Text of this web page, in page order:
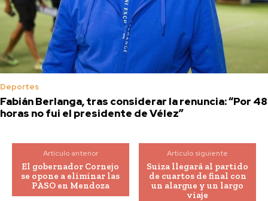
Deportes
Fabián Berlanga, tras considerar la renuncia: “Por 48
horas no fui el presidente de Vélez”
Artículo anterior
El gobernador Cornejo
se opone a eliminar las
PASO en Mendoza
Artículo siguiente
Suiza llegará al partido
de cuartos de final con
un alargue y un largo
viaje